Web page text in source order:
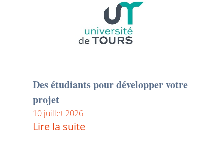
Des étudiants pour développer votre
projet
10 juillet 2026
Lire la suite